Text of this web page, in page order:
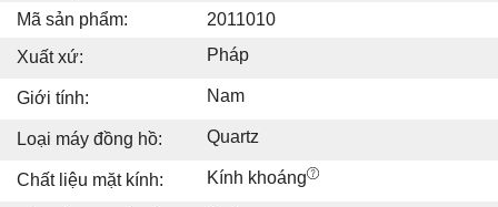
Mã sản phẩm:
2011010
Xuất xứ:
Pháp
Giới tính: Nam
Loại máy đồng hồ: Quartz
Chất liệu mặt kính: Kính khoáng